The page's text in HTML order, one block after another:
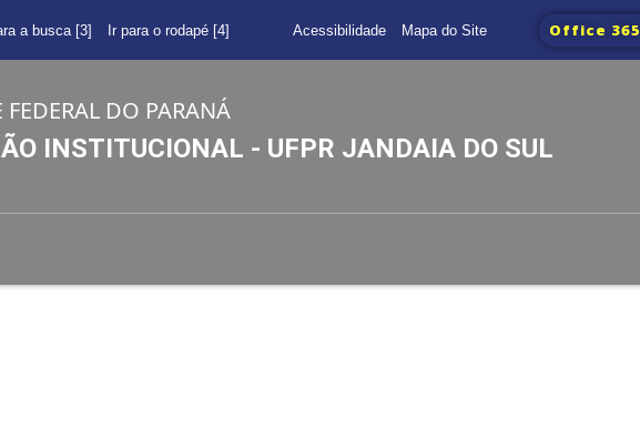
a busca [3] Ir para o rodapé [4] Acessibilidade Mapa do Site Office 365
DO PARANÁ
INSTITUCIONAL - UFPR JANDAIA DO SUL